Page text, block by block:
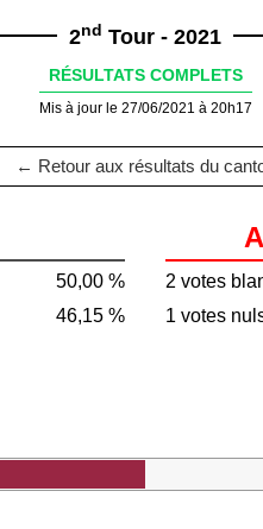
2nd Tour - 2021
RÉSULTATS COMPLETS
Mis à jour le 27/06/2021 à 20h17
← Retour aux résultats du
50,00 %
46,15 %
2 votes
1 votes